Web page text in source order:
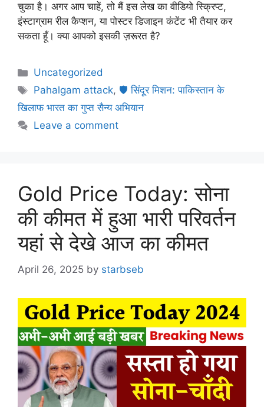
चुका है। अगर आप चाहें, तो मैं इस लेख का वीडियो स्क्रिप्ट,
इंस्टाग्राम रील कैप्शन, या पोस्टर डिजाइन कंटेंट भी तैयार कर
सकता हूँ। क्या आपको इसकी ज़रूरत है?
Uncategorized
Pahalgam attack, 🛡️ सिंदूर मिशन: पाकिस्तान के
खिलाफ भारत का गुप्त सैन्य अभियान
Leave a comment
Gold Price Today: सोना
की कीमत में हुआ भारी परिवर्तन
यहां से देखे आज का कीमत
April 26, 2025 by starbseb